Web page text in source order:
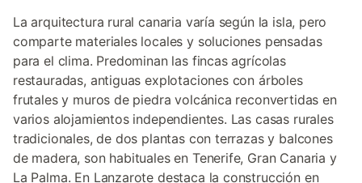
La arquitectura rural canaria varía según la isla, pero
comparte materiales locales y soluciones pensadas
para el clima. Predominan las fincas agrícolas
restauradas, antiguas explotaciones con árboles
frutales y muros de piedra volcánica reconvertidas en
varios alojamientos independientes. Las casas rurales
tradicionales, de dos plantas con terrazas y balcones
de madera, son habituales en Tenerife, Gran Canaria y
La Palma. En Lanzarote destaca la construcción en